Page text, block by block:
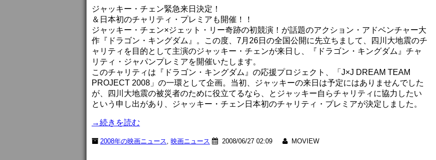
ジャッキー・チェン緊急来日決定！
＆日本初のチャリティ・プレミアも開催！！
ジャッキー・チェン×ジェット・リー奇跡の初競演！が話題のアクション・アドベンチャー大
作『ドラゴン・キングダム』。この度、7月26日の全国公開に先立ちまして、四川大地震のチ
ャリティを目的として主演のジャッキー・チェンが来日し、『ドラゴン・キングダム』チャ
リティ・ジャパンプレミアを開催いたします。
このチャリティは『ドラゴン・キングダム』の応援プロジェクト、「J×J DREAM TEAM
PROJECT 2008」の一環として企画。当初、ジャッキーの来日は予定にはありませんでした
が、四川大地震の被災者のために役立てるなら、とジャッキー自らチャリティに協力したい
という申し出があり、ジャッキー・チェン日本初のチャリティ・プレミアが決定しました。
→続きを読む
2008年の映画ニュース 映画ニュース 2008/06/27 02:09 MOVIEW